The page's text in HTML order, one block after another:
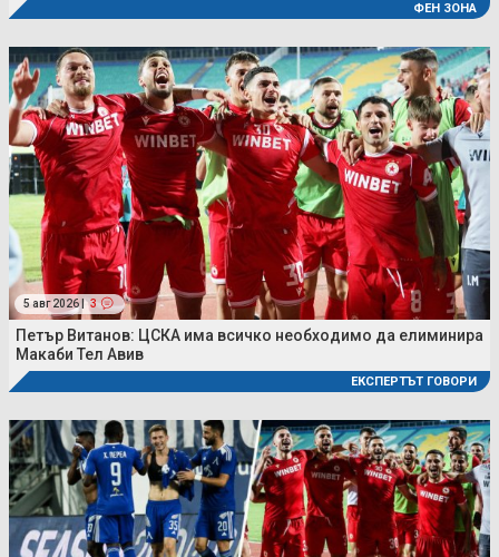
ФЕН ЗОНА
5 авг 2026 | 3
Петър Витанов: ЦСКА има всичко необходимо да елиминира
Макаби Тел Авив
ЕКСПЕРТЪТ ГОВОРИ